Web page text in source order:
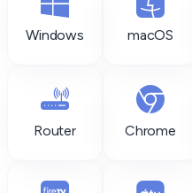
Windows macOS
Router Chrome